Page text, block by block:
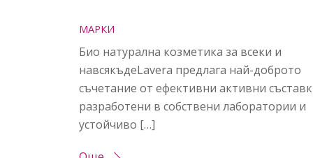
МАРКИ
Био натурална козметика за всеки и
навсякъдеLavera предлага най-доброто
съчетание от ефективни активни
разработени в собствени лаборатории и
устойчиво […]